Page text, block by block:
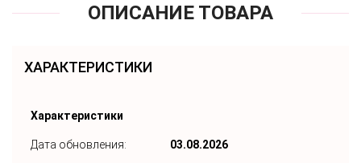
ОПИСАНИЕ ТОВАРА
ХАРАКТЕРИСТИКИ
Характеристики
Дата обновления: 03.08.2026